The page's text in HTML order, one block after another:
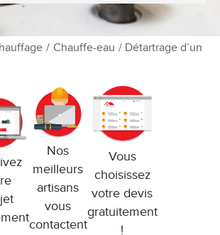
Nos
meilleurs
artisans
vous
contactent
Vous
choisissez
votre devis
gratuitement
!
/ Chauffe-eau / Détartrage d’un